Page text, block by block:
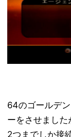
64のゴールデ
ーをさせました
2つまでしか接